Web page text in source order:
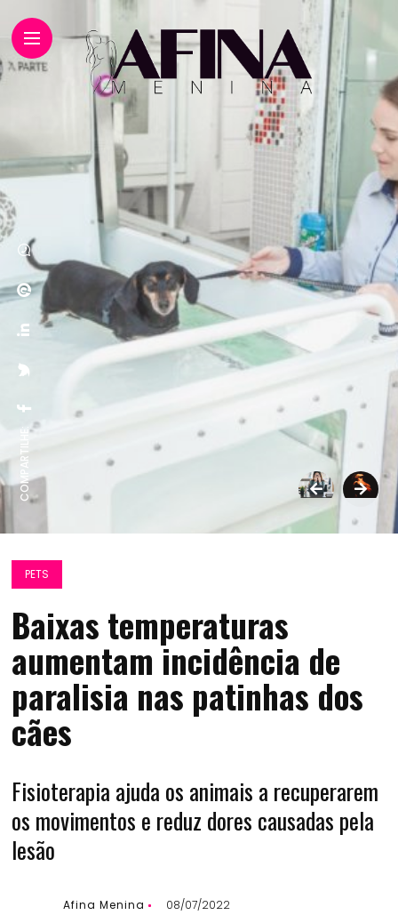
COMPARTILHE:
PETS
Baixas temperaturas
aumentam incidência de
paralisia nas patinhas dos
cães
Fisioterapia ajuda os animais a recuperarem
os movimentos e reduz dores causadas pela
lesão
Afina Menina 08/07/2022